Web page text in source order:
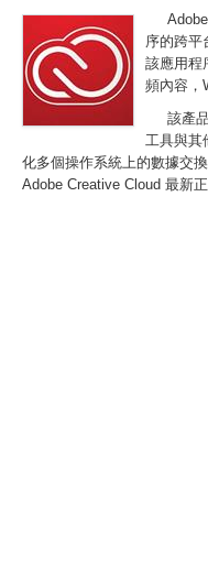
序的跨平
該應用程
頻內容，
該產
工具與其
化多個操作系統上的數據交
Adobe Creative Cloud 最新